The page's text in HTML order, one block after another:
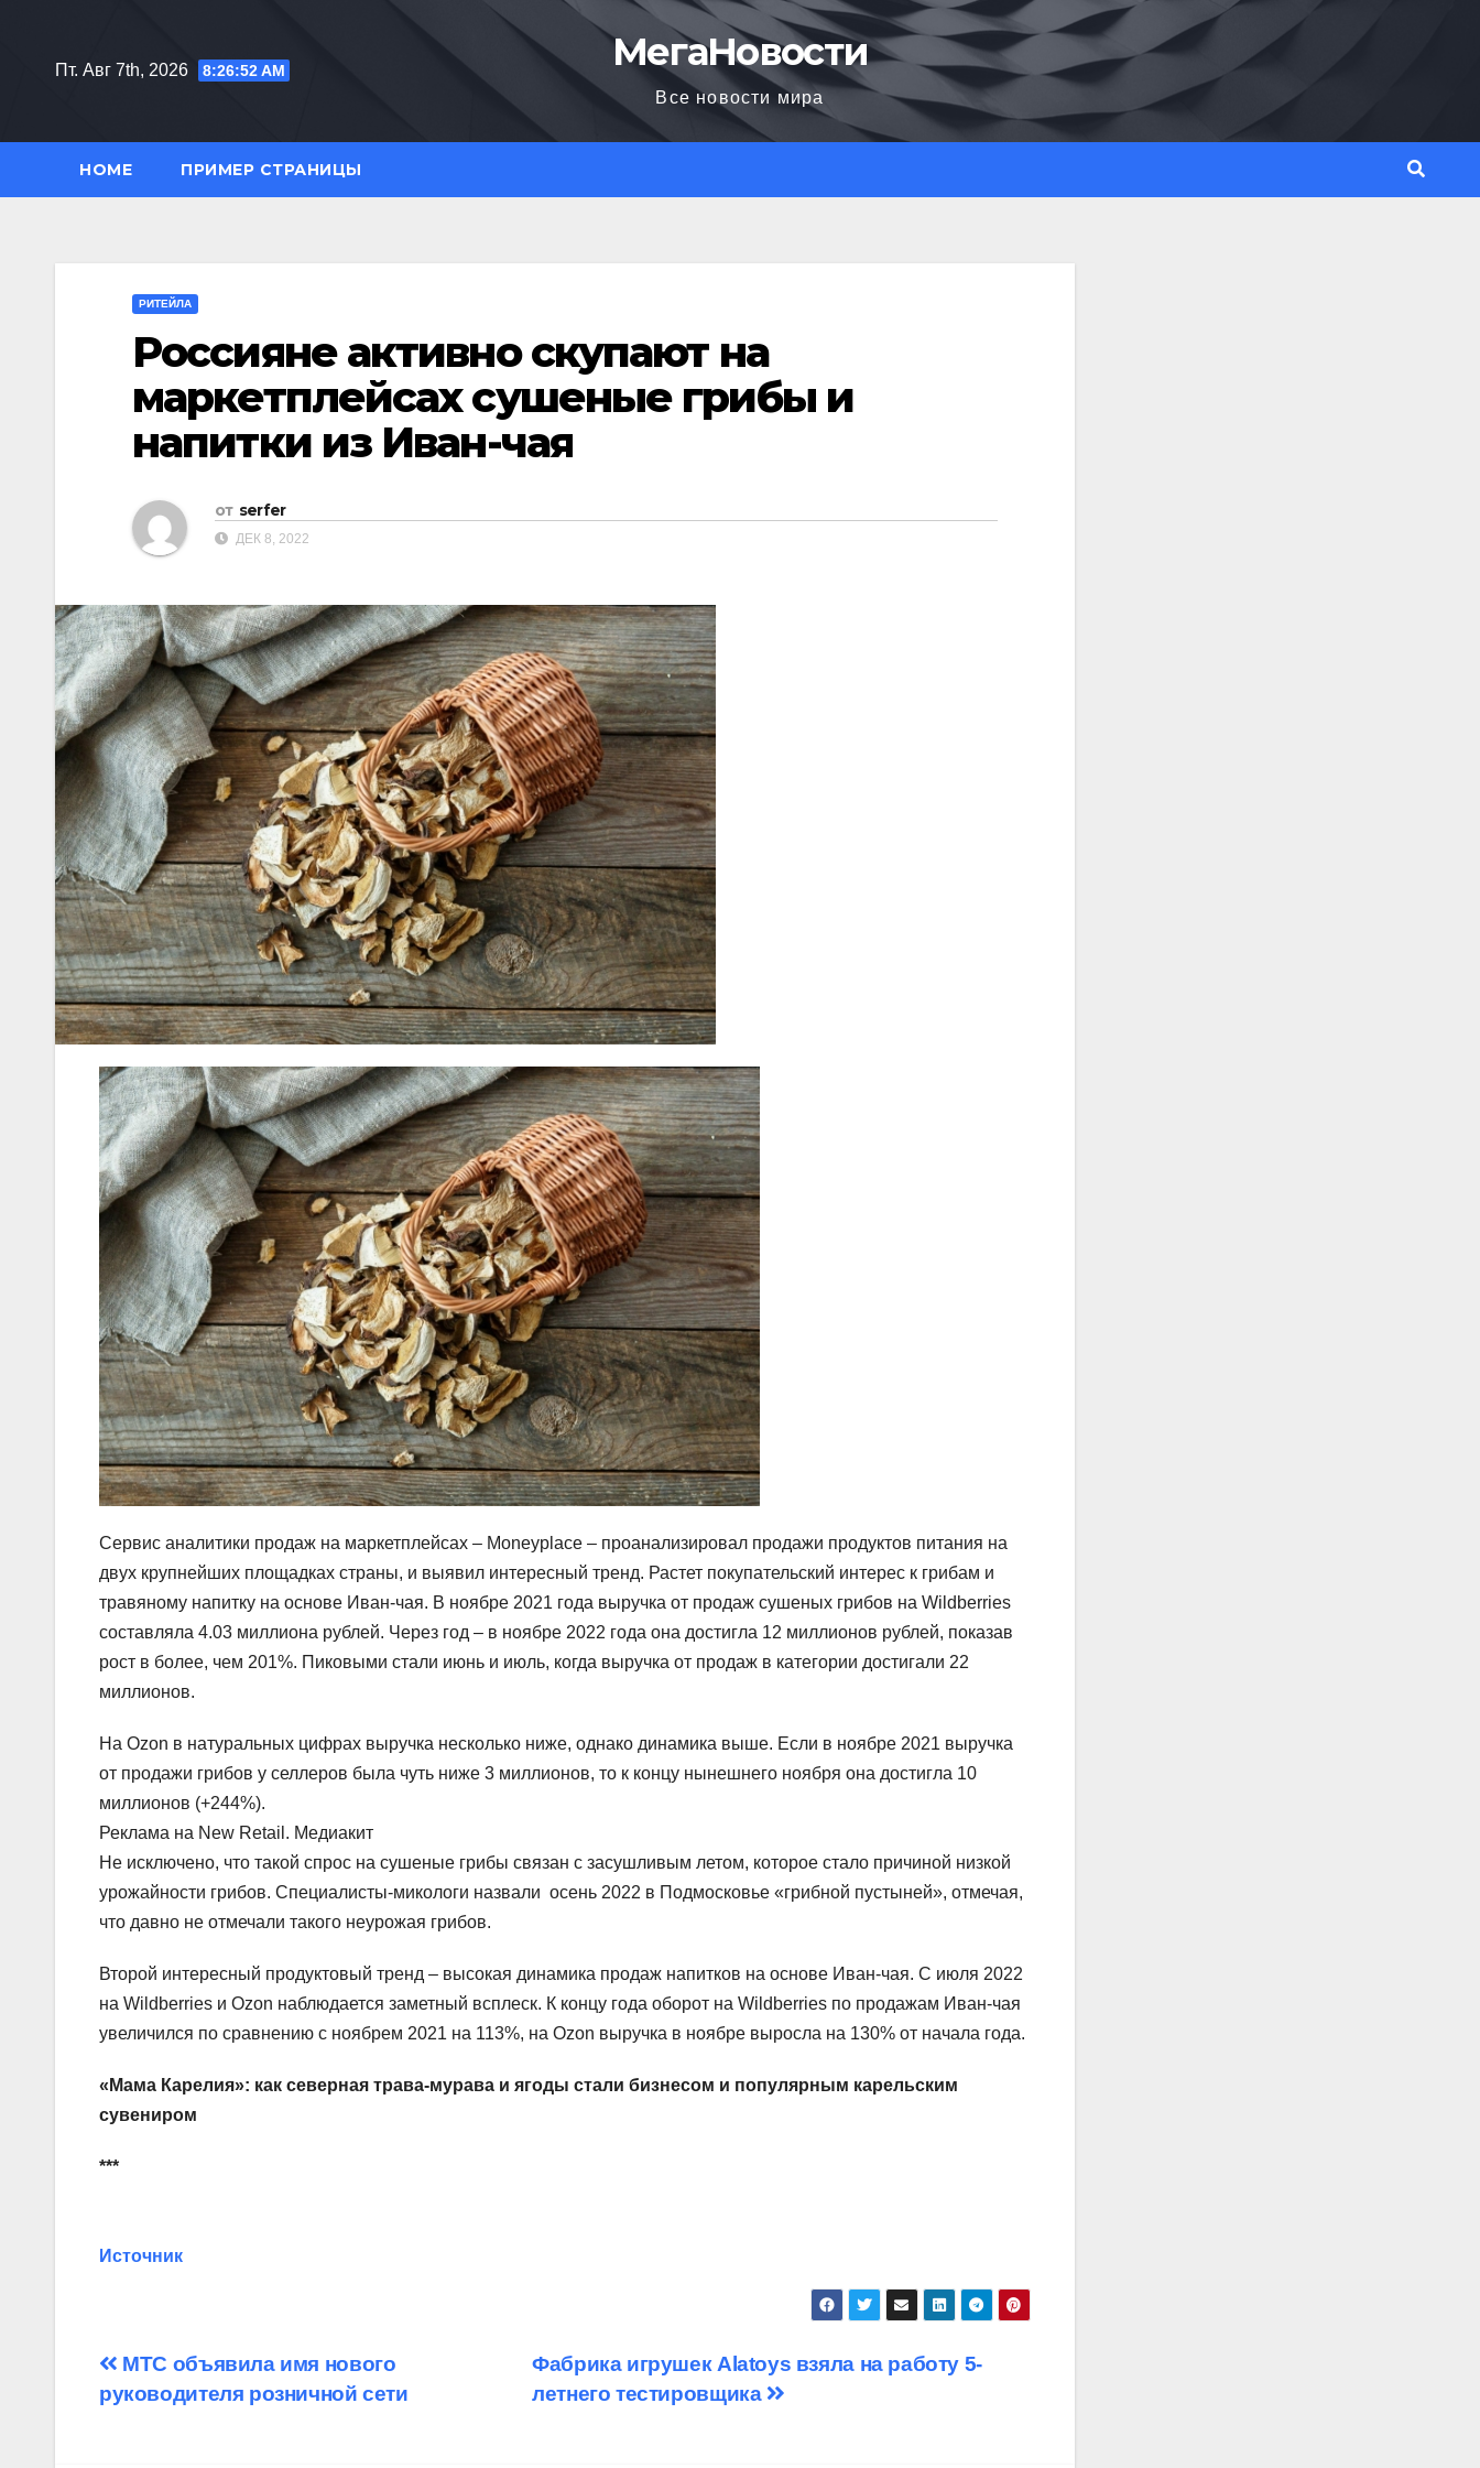
содержимому
Пт. Авг 7th, 2026 8:26:53 AM МегаНовости
Все новости мира
HOME ПРИМЕР СТРАНИЦЫ
РИТЕЙЛА
Россияне активно скупают на
маркетплейсах сушеные грибы и
напитки из Иван-чая
от serfer
ДЕК 8, 2022
Сервис аналитики продаж на маркетплейсах – Moneyplace – проанализировал продажи продуктов питания на
двух крупнейших площадках страны, и выявил интересный тренд. Растет покупательский интерес к грибам и
травяному напитку на основе Иван-чая. В ноябре 2021 года выручка от продаж сушеных грибов на Wildberries
составляла 4.03 миллиона рублей. Через год – в ноябре 2022 года она достигла 12 миллионов рублей, показав
рост в более, чем 201%. Пиковыми стали июнь и июль, когда выручка от продаж в категории достигали 22
миллионов.
На Ozon в натуральных цифрах выручка несколько ниже, однако динамика выше. Если в ноябре 2021 выручка
от продажи грибов у селлеров была чуть ниже 3 миллионов, то к концу нынешнего ноября она достигла 10
миллионов (+244%).
Реклама на New Retail. Медиакит
Не исключено, что такой спрос на сушеные грибы связан с засушливым летом, которое стало причиной низкой
урожайности грибов. Специалисты-микологи назвали осень 2022 в Подмосковье «грибной пустыней», отмечая,
что давно не отмечали такого неурожая грибов.
Второй интересный продуктовый тренд – высокая динамика продаж напитков на основе Иван-чая. С июля 2022
на Wildberries и Ozon наблюдается заметный всплеск. К концу года оборот на Wildberries по продажам Иван-чая
увеличился по сравнению с ноябрем 2021 на 113%, на Ozon выручка в ноябре выросла на 130% от начала года.
«Мама Карелия»: как северная трава-мурава и ягоды стали бизнесом и популярным карельским
сувениром
***
Источник
Навигация
по
Фабрика игрушек Alatoys взяла на работу 5-
летнего тестировщика
МТС объявила имя нового
руководителя розничной сети